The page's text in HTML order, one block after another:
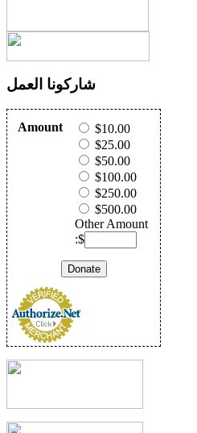
شاركونا العمل
Amount
$10.00
$25.00
$50.00
$100.00
$250.00
$500.00
Other Amount
:$